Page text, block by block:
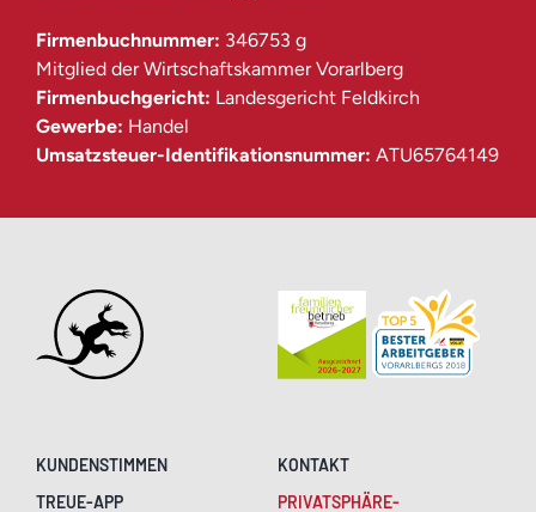
Firmenbuchnummer: 346753 g
Mitglied der Wirtschaftskammer Vorarlberg
Firmenbuchgericht: Landesgericht Feldkirch
Gewerbe: Handel
Umsatzsteuer-Identifikationsnummer: ATU65764149
KONTAKT
PRIVATSPHÄRE-
KUNDENSTIMMEN
TREUE-APP